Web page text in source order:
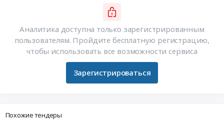
Аналитика доступна только зарегистрированным
пользователям. Пройдите бесплатную регистрацию,
чтобы использовать все возможности сервиса
Зарегистрироваться
Похожие тендеры